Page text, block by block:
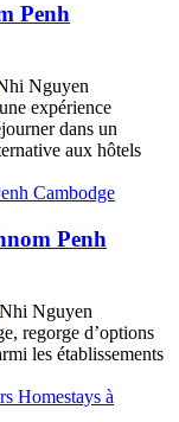
Penh
Nguyen
expérience
dans un
aux hôtels
Penh
Nhi Nguyen
regorge d’options
les établissements